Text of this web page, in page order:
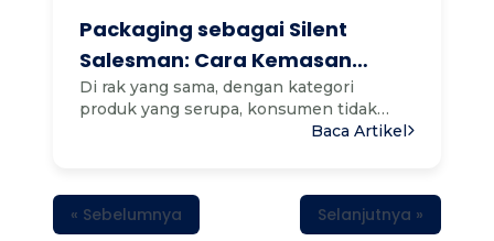
Packaging sebagai Silent
Salesman: Cara Kemasan
Membantu Produk Anda
Menjual Tanpa Promosi
Di rak yang sama, dengan kategori
produk yang serupa, konsumen tidak
punya waktu untuk membandingkan...
Baca Artikel
« Sebelumnya Selanjutnya »